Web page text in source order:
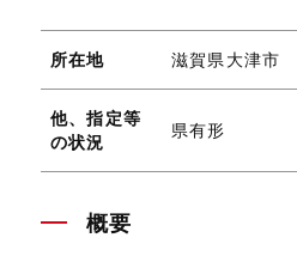
所在地 滋賀県大津市
他、指定等
の状況
県有形
概要